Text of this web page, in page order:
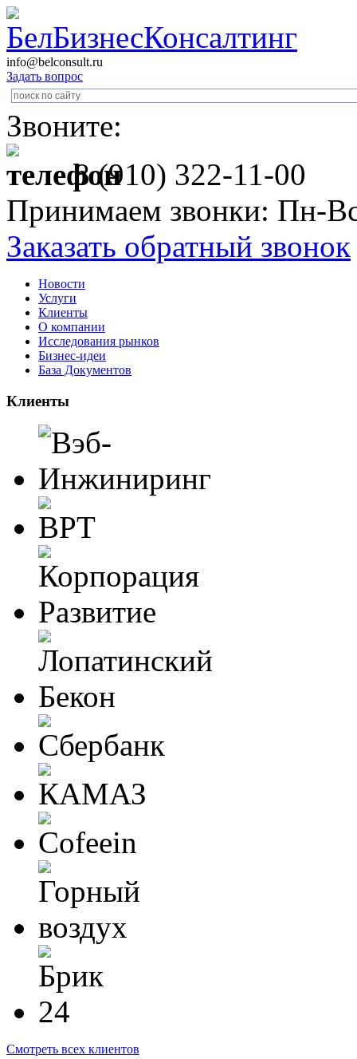
info@belconsult.ru
Задать вопрос
Звоните:
8 (910) 322-11-00
Принимаем звонки: Пн-
Заказать обратный звонок
Новости
Услуги
Клиенты
О компании
Исследования рынков
Бизнес-идеи
База Документов
Клиенты
Смотреть всех клиентов